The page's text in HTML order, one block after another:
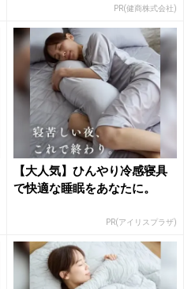
PR(健商株式会社)
【大人気】ひんやり冷感寝具
で快適な睡眠をあなたに。
PR(アイリスプラザ)